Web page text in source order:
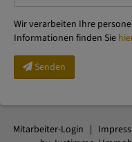
Wir verarbeiten Ihre
Informationen finden Sie
Senden
Mitarbeiter-Login |